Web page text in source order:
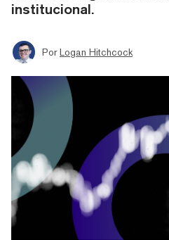
institucional.
Por Logan Hitchcock